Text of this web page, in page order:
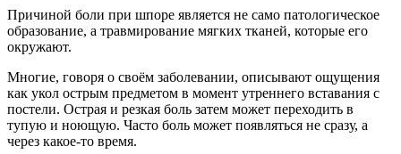
Причиной боли при шпоре является не само патологическое
образование, а травмирование мягких тканей, которые его
окружают.
Многие, говоря о своём заболевании, описывают ощущения
как укол острым предметом в момент утреннего вставания с
постели. Острая и резкая боль затем может переходить в
тупую и ноющую. Часто боль может появляться не сразу, а
через какое-то время.